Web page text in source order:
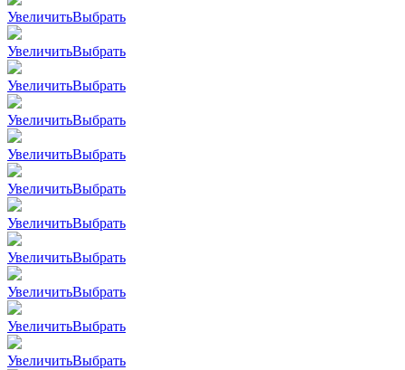
УвеличитьВыбрать
УвеличитьВыбрать
УвеличитьВыбрать
УвеличитьВыбрать
УвеличитьВыбрать
УвеличитьВыбрать
УвеличитьВыбрать
УвеличитьВыбрать
УвеличитьВыбрать
УвеличитьВыбрать
УвеличитьВыбрать